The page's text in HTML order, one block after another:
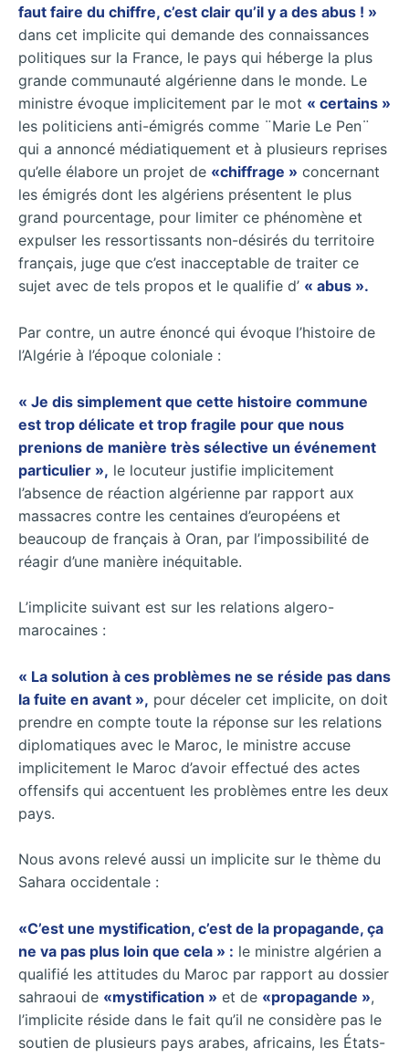
faut faire du chiffre, c’est clair qu’il y a des abus ! »
dans cet implicite qui demande des connaissances
politiques sur la France, le pays qui héberge la plus
grande communauté algérienne dans le monde. Le
ministre évoque implicitement par le mot « certains »
les politiciens anti-émigrés comme ¨Marie Le Pen¨
qui a annoncé médiatiquement et à plusieurs reprises
qu’elle élabore un projet de «chiffrage » concernant
les émigrés dont les algériens présentent le plus
grand pourcentage, pour limiter ce phénomène et
expulser les ressortissants non-désirés du territoire
français, juge que c’est inacceptable de traiter ce
sujet avec de tels propos et le qualifie d’ « abus ».
Par contre, un autre énoncé qui évoque l’histoire de
l’Algérie à l’époque coloniale :
« Je dis simplement que cette histoire commune
est trop délicate et trop fragile pour que nous
prenions de manière très sélective un événement
particulier », le locuteur justifie implicitement
l’absence de réaction algérienne par rapport aux
massacres contre les centaines d’européens et
beaucoup de français à Oran, par l’impossibilité de
réagir d’une manière inéquitable.
L’implicite suivant est sur les relations algero-
marocaines :
« La solution à ces problèmes ne se réside pas dans
la fuite en avant », pour déceler cet implicite, on doit
prendre en compte toute la réponse sur les relations
diplomatiques avec le Maroc, le ministre accuse
implicitement le Maroc d’avoir effectué des actes
offensifs qui accentuent les problèmes entre les deux
pays.
Nous avons relevé aussi un implicite sur le thème du
Sahara occidentale :
«C’est une mystification, c’est de la propagande, ça
ne va pas plus loin que cela » : le ministre algérien a
qualifié les attitudes du Maroc par rapport au dossier
sahraoui de «mystification » et de «propagande »,
l’implicite réside dans le fait qu’il ne considère pas le
soutien de plusieurs pays arabes, africains, les États-